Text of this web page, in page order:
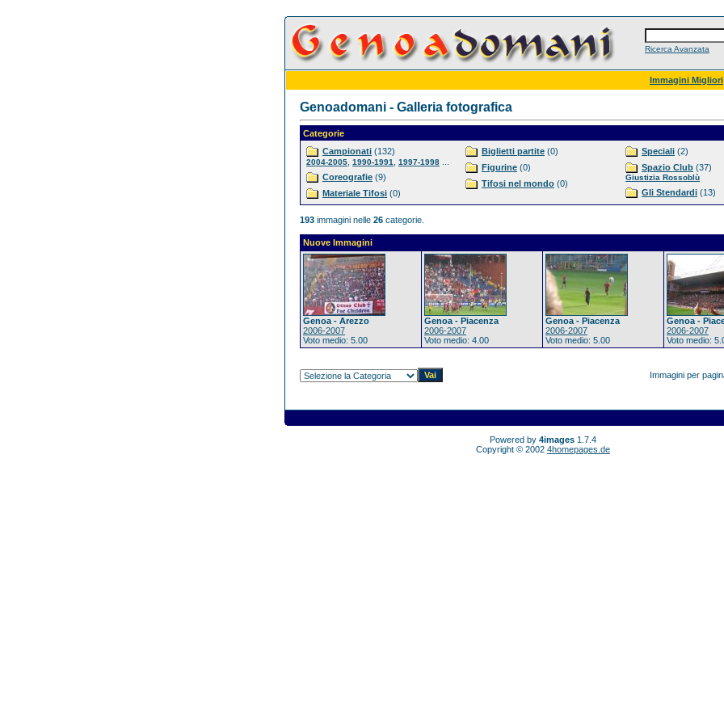
Ricerca Avanzata
Immagini Migliori
Genoadomani - Galleria fotografica
Categorie
Campionati (132)
2004-2005 1990-1991 1997-1998
Coreografie (9)
Materiale Tifosi (0)
Biglietti partite (0)
Figurine (0)
Tifosi nel mondo (0)
Speciali (2)
Spazio Club (37)
Giustizia Rossoblù
Gli Stendardi (13)
193 immagini nelle 26 categorie.
Nuove Immagini
Genoa - Arezzo
2006-2007
Voto medio: 5.00
Genoa - Piacenza
2006-2007
Voto medio: 4.00
Genoa - Piacenza
2006-2007
Voto medio: 5.00
Genoa -
2006-2007
Voto medio:
Immagini per
Powered by 4images 1.7.4
Copyright © 2002 4homepages.de